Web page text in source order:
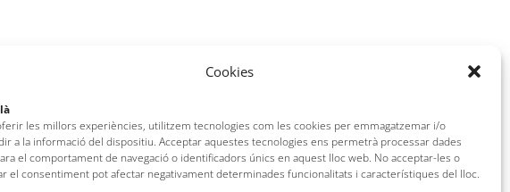
Cookies
les millors experiències, utilitzem tecnologies com les cookies per emmagatzemar i/o
a la informació del dispositiu. Acceptar aquestes tecnologies ens permetrà processar dades
el comportament de navegació o identificadors únics en aquest lloc web. No acceptar-les o
el consentiment pot afectar negativament determinades funcionalitats i característiques del lloc.